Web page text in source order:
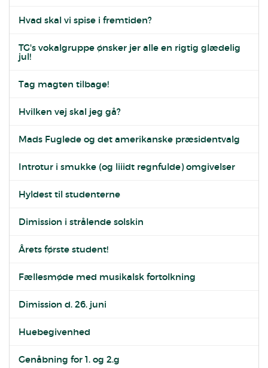
Hvad skal vi spise i fremtiden?
TG's vokalgruppe ønsker jer alle en rigtig glædelig
jul!
Tag magten tilbage!
Hvilken vej skal jeg gå?
Mads Fuglede og det amerikanske præsidentvalg
Introtur i smukke (og liiidt regnfulde) omgivelser
Hyldest til studenterne
Dimission i strålende solskin
Årets første student!
Fællesmøde med musikalsk fortolkning
Dimission d. 26. juni
Huebegivenhed
Genåbning for 1. og 2.g